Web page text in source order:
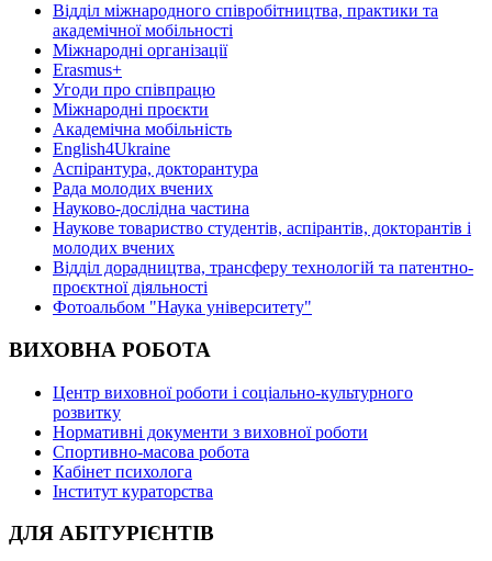
Відділ міжнародного співробітництва, практики та
академічної мобільності
Міжнародні організації
Erasmus+
Угоди про співпрацю
Міжнародні проєкти
Академічна мобільність
English4Ukraine
Аспірантура, докторантура
Рада молодих вчених
Науково-дослідна частина
Наукове товариство студентів, аспірантів, докторантів і
молодих вчених
Відділ дорадництва, трансферу технологій та патентно-
проєктної діяльності
Фотоальбом "Наука університету"
ВИХОВНА РОБОТА
Центр виховної роботи і соціально-культурного
розвитку
Нормативні документи з виховної роботи
Спортивно-масова робота
Кабінет психолога
Інститут кураторства
ДЛЯ АБІТУРІЄНТІВ